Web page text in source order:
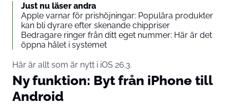
Just nu läser andra
Apple varnar för prishöjningar: Populära produkter
kan bli dyrare efter skenande chippriser
Bedragare ringer från ditt eget nummer: Här är det
öppna hålet i systemet
Här är allt som är nytt i iOS 26.3.
Ny funktion: Byt från iPhone till
Android